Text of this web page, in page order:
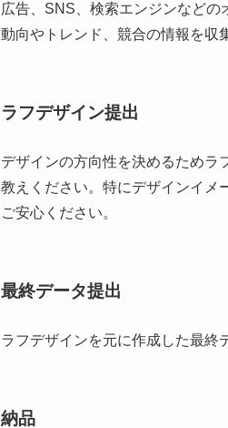
広告、SNS、検索エンジンなど
動向やトレンド、競合の情報を収
ラフデザイン提出
デザインの方向性を決めるためラ
教えください。特にデザインイメ
ご安心ください。
最終データ提出
ラフデザインを元に作成した最終
納品